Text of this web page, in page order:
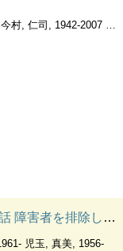
, 1942-2007 塚原, 史, 1949-
排除しない生命倫理へ
児玉, 真美, 1956-